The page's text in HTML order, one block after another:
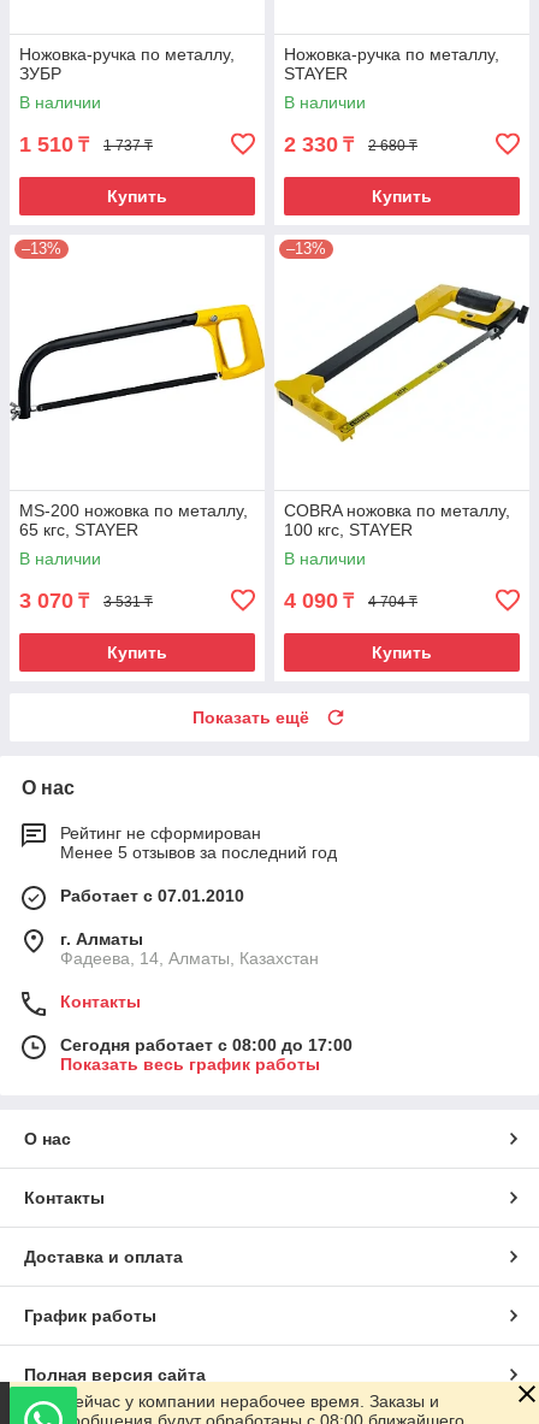
Ножовка-ручка по металлу,
ЗУБР
В наличии
1 510 ₸ 1 737 ₸
Купить
Ножовка-ручка по металлу,
STAYER
В наличии
2 330 ₸ 2 680 ₸
Купить
–13%
MS-200 ножовка по металлу,
65 кгс, STAYER
В наличии
3 070 ₸ 3 531 ₸
Купить
–13%
COBRA ножовка по металлу,
100 кгс, STAYER
В наличии
4 090 ₸ 4 704 ₸
Купить
Показать ещё
О нас
Рейтинг не сформирован
Менее 5 отзывов за последний год
Работает с 07.01.2010
г. Алматы
Фадеева, 14, Алматы, Казахстан
Контакты
Сегодня работает с 08:00 до 17:00
Показать весь график работы
О нас
Контакты
Доставка и оплата
График работы
Полная версия сайта
Сейчас у компании нерабочее время. Заказы и